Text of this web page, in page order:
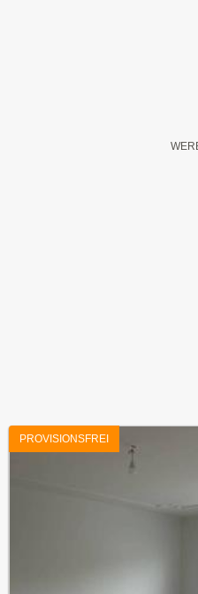
PROVISIONSFREI